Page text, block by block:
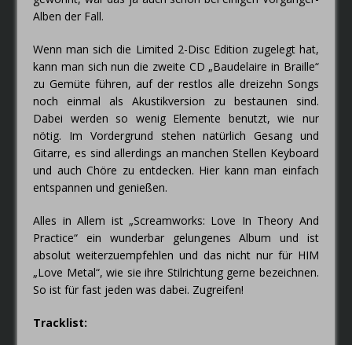
Alben der Fall.
Wenn man sich die Limited 2-Disc Edition zugelegt hat,
kann man sich nun die zweite CD „Baudelaire in Braille“
zu Gemüte führen, auf der restlos alle dreizehn Songs
noch einmal als Akustikversion zu bestaunen sind.
Dabei werden so wenig Elemente benutzt, wie nur
nötig. Im Vordergrund stehen natürlich Gesang und
Gitarre, es sind allerdings an manchen Stellen Keyboard
und auch Chöre zu entdecken. Hier kann man einfach
entspannen und genießen.
Alles in Allem ist „Screamworks: Love In Theory And
Practice“ ein wunderbar gelungenes Album und ist
absolut weiterzuempfehlen und das nicht nur für HIM
„Love Metal“, wie sie ihre Stilrichtung gerne bezeichnen.
So ist für fast jeden was dabei. Zugreifen!
Tracklist: